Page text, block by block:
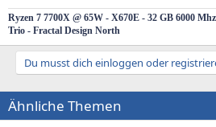
Ryzen 7 7700X @ 65W - X670E - 32 GB 6000
Trio - Fractal Design North
Du musst dich einloggen oder
Ähnliche Themen